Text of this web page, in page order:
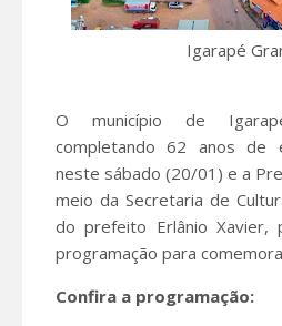
Igarapé
O município de
completando 62 anos de
neste sábado (20/01) e a
meio da Secretaria de
do prefeito Erlânio Xavier,
programação para
Confira a programação: